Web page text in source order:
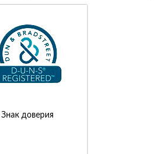
Знак доверия